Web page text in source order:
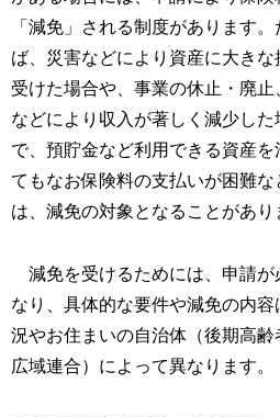
「減免」される制度があります。
ば、災害などにより資産に大きな
受けた場合や、事業の休止・廃止
などにより収入が著しく減少した
で、預貯金など利用できる資産を
てもなお保険料の支払いが困難な
は、減免の対象となることがあり
減免を受けるためには、申請が
なり、具体的な要件や減免の内容
況やお住まいの自治体（後期高齢
広域連合）によって異なります。